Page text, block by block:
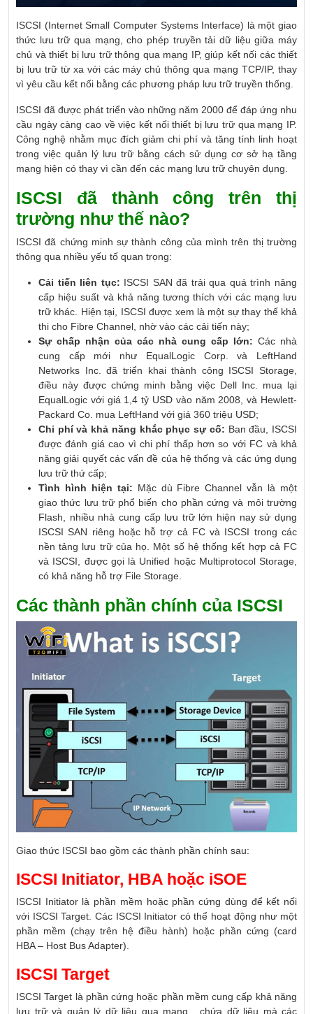
ISCSI (Internet Small Computer Systems Interface) là một giao
thức lưu trữ qua mạng, cho phép truyền tải dữ liệu giữa máy
chủ và thiết bị lưu trữ thông qua mạng IP, giúp kết nối các thiết
bị lưu trữ từ xa với các máy chủ thông qua mạng TCP/IP, thay
vì yêu cầu kết nối bằng các phương pháp lưu trữ truyền thống.
ISCSI đã được phát triển vào những năm 2000 để đáp ứng nhu
cầu ngày càng cao về việc kết nối thiết bị lưu trữ qua mạng IP.
Công nghệ nhằm mục đích giảm chi phí và tăng tính linh hoạt
trong việc quản lý lưu trữ bằng cách sử dụng cơ sở hạ tầng
mạng hiện có thay vì cần đến các mạng lưu trữ chuyên dụng.
ISCSI đã thành công trên thị
trường như thế nào?
ISCSI đã chứng minh sự thành công của mình trên thị trường
thông qua nhiều yếu tố quan trọng:
Cải tiến liên tục: ISCSI SAN đã trải qua quá trình nâng
cấp hiệu suất và khả năng tương thích với các mạng lưu
trữ khác. Hiện tại, ISCSI được xem là một sự thay thế khả
thi cho Fibre Channel, nhờ vào các cải tiến này;
Sự chấp nhận của các nhà cung cấp lớn: Các nhà
cung cấp mới như EqualLogic Corp. và LeftHand
Networks Inc. đã triển khai thành công ISCSI Storage,
điều này được chứng minh bằng việc Dell Inc. mua lại
EqualLogic với giá 1,4 tỷ USD vào năm 2008, và Hewlett-
Packard Co. mua LeftHand với giá 360 triệu USD;
Chi phí và khả năng khắc phục sự cố: Ban đầu, ISCSI
được đánh giá cao vì chi phí thấp hơn so với FC và khả
năng giải quyết các vấn đề của hệ thống và các ứng dụng
lưu trữ thứ cấp;
Tình hình hiện tại: Mặc dù Fibre Channel vẫn là một
giao thức lưu trữ phổ biến cho phần cứng và môi trường
Flash, nhiều nhà cung cấp lưu trữ lớn hiện nay sử dụng
ISCSI SAN riêng hoặc hỗ trợ cả FC và ISCSI trong các
nền tảng lưu trữ của họ. Một số hệ thống kết hợp cả FC
và ISCSI, được gọi là Unified hoặc Multiprotocol Storage,
có khả năng hỗ trợ File Storage.
Các thành phần chính của ISCSI
Giao thức ISCSI bao gồm các thành phần chính sau:
ISCSI Initiator, HBA hoặc iSOE
ISCSI Initiator là phần mềm hoặc phần cứng dùng để kết nối
với ISCSI Target. Các ISCSI Initiator có thể hoạt động như một
phần mềm (chạy trên hệ điều hành) hoặc phần cứng (card
HBA – Host Bus Adapter).
ISCSI Target
ISCSI Target là phần cứng hoặc phần mềm cung cấp khả năng
lưu trữ và quản lý dữ liệu qua mạng. chứa dữ liệu mà các